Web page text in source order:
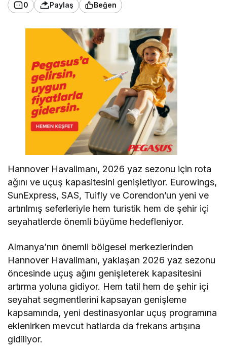
0 Paylaş Beğen
Hannover Havalimanı, 2026 yaz sezonu için rota
ağını ve uçuş kapasitesini genişletiyor. Eurowings,
SunExpress, SAS, Tuifly ve Corendon’un yeni ve
artırılmış seferleriyle hem turistik hem de şehir içi
seyahatlerde önemli büyüme hedefleniyor.
Almanya’nın önemli bölgesel merkezlerinden
Hannover Havalimanı, yaklaşan 2026 yaz sezonu
öncesinde uçuş ağını genişleterek kapasitesini
artırma yoluna gidiyor. Hem tatil hem de şehir içi
seyahat segmentlerini kapsayan genişleme
kapsamında, yeni destinasyonlar uçuş programına
eklenirken mevcut hatlarda da frekans artışına
gidiliyor.